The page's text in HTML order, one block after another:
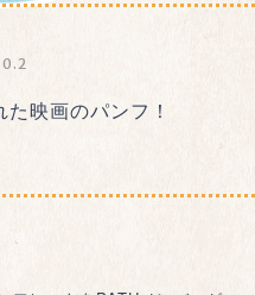
映画のパンフ！